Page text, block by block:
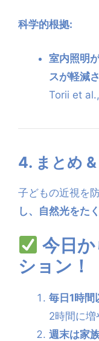
科学的根拠:
室内照明
スが軽減
Torii et
4. まとめ
子どもの近視を
し、自然光をた
今日
ション！
毎日1時間
2時間に増
週末は家